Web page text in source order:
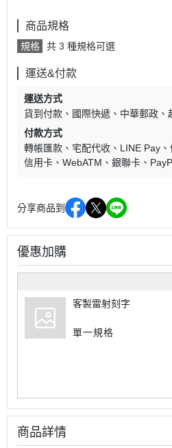
商品規格
規格 共 3 種規格可選
運送&付款
運送方式
貨到付款
國際快遞 中華郵政
付款方式
轉帳匯款
宅配代收 LINE Pay
信用卡
WebATM 銀聯卡
分享商品到
優惠加購
客製雷射刻字
單一規格
商品詳情